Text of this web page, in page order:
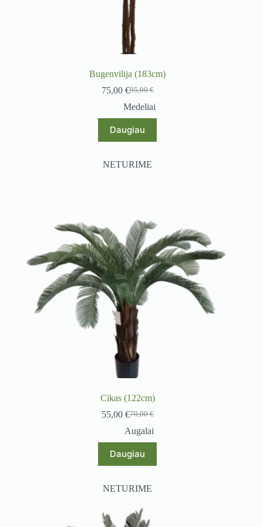
Bugenvilija (183cm)
95,00€
Original
price
95,00 €.
75,00 €Current
price
75,00 €.
Medeliai
Daugiau
NETURIME
Cikas (122cm)
70,00€
Original
price
70,00 €.
55,00 €Current
price
55,00 €.
Augalai
Daugiau
NETURIME